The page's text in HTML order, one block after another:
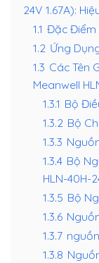
24V 1.67A):
1.1 Đặc Điểm
1.2 Ứng
1.3 Các Tên
Meanwell
1.3.1 Bộ
1.3.2 Bộ
1.3.3
1.3.4 Bộ
HLN-40H-
1.3.5 Bộ
1.3.6
1.3.7
1.3.8